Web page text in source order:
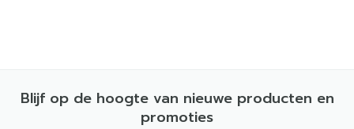
Blijf op de hoogte van nieuwe producten en
promoties